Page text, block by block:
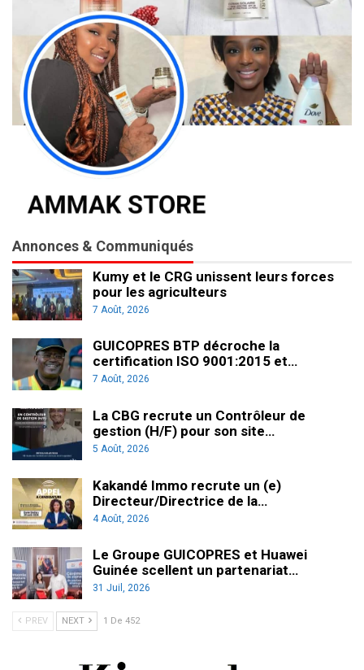
Annonces & Communiqués
Kumy et le CRG unissent leurs forces
pour les agriculteurs
7 Août, 2026
GUICOPRES BTP décroche la
certification ISO 9001:2015 et…
7 Août, 2026
La CBG recrute un Contrôleur de
gestion (H/F) pour son site…
5 Août, 2026
Kakandé Immo recrute un (e)
Directeur/Directrice de la…
4 Août, 2026
Le Groupe GUICOPRES et Huawei
Guinée scellent un partenariat…
31 Juil, 2026
PREV NEXT 1 De 452